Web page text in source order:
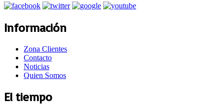
Información
Zona Clientes
Contacto
Noticias
Quien Somos
El tiempo